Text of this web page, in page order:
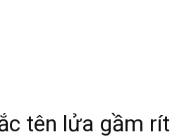
tên lửa gầm rít